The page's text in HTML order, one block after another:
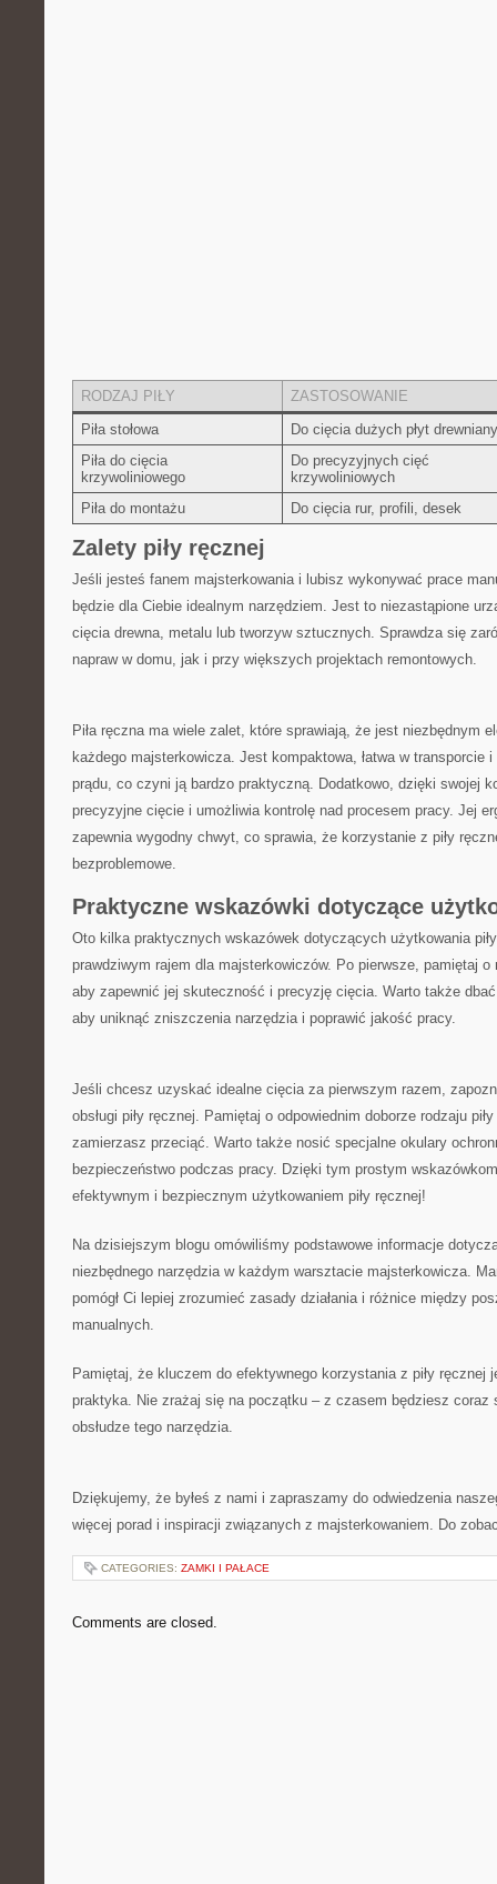
RODZAJ ‌PIŁY
ZASTOSOWANIE
Piła stołowa
Do cięcia dużych płyt
Piła do‌ cięcia
krzywoliniowego
Do precyzyjnych cięć‌
krzywoliniowych
Piła​ do montażu
Do cięcia rur, profili, desek
Zalety piły ręcznej
Jeśli jesteś fanem majsterkowania i lubisz wykonywać prace
będzie dla Ciebie idealnym narzędziem. Jest to niezastąpione
cięcia‌ drewna, metalu lub tworzyw sztucznych. Sprawdza się
napraw ‌w‍ domu, jak ⁤i przy większych ⁤projektach​ remontowych.
Piła ⁣ręczna ma wiele zalet,‍ które sprawiają, ⁤że jest niezbędnym‍
każdego majsterkowicza.⁤ Jest‌ kompaktowa,⁢ łatwa w⁤ transporcie i
prądu, co czyni ją bardzo praktyczną. ‌Dodatkowo, dzięki swojej
precyzyjne cięcie i ⁣umożliwia kontrolę ‌nad procesem ⁣pracy. ​Jej
zapewnia wygodny chwyt, co sprawia, ‌że korzystanie ​z piły
bezproblemowe.
Praktyczne wskazówki dotyczące
Oto kilka praktycznych wskazówek ‍dotyczących użytkowania
prawdziwym ⁣rajem dla majsterkowiczów.‌ Po pierwsze, pamiętaj o‍
aby zapewnić ‍jej skuteczność i precyzję cięcia. Warto także dbać
aby uniknąć zniszczenia narzędzia i poprawić jakość pracy.
Jeśli chcesz uzyskać idealne ​cięcia ‍za pierwszym razem,​
obsługi piły ręcznej. Pamiętaj o odpowiednim ‌doborze rodzaju‌
zamierzasz przeciąć. Warto także nosić​ specjalne okulary
⁢bezpieczeństwo podczas pracy. Dzięki tym prostym⁣
⁣efektywnym⁣ i bezpiecznym‍ użytkowaniem ⁢piły ręcznej!
Na ⁢dzisiejszym blogu omówiliśmy ⁢podstawowe ⁣informacje
niezbędnego⁢ narzędzia w każdym⁤ warsztacie majsterkowicza.
pomógł⁢ Ci lepiej ⁤zrozumieć zasady działania i‍ różnice między
manualnych.
Pamiętaj,⁣ że kluczem ⁤do efektywnego korzystania z piły ręcznej
praktyka. Nie zrażaj się ‌na początku – z ​czasem będziesz ⁤coraz
obsłudze tego ⁣narzędzia.
Dziękujemy, że byłeś⁤ z nami i zapraszamy do odwiedzenia
więcej porad i inspiracji związanych z majsterkowaniem.‍ Do
CATEGORIES: ZAMKI I PAŁACE
Comments are closed.